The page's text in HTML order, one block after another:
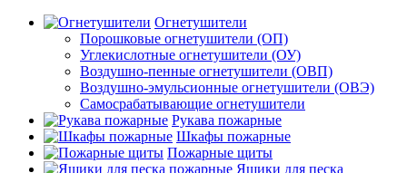
Огнетушители
Порошковые огнетушители (ОП)
Углекислотные огнетушители (ОУ)
Воздушно-пенные огнетушители (ОВП)
Воздушно-эмульсионные огнетушители (ОВЭ)
Самосрабатывающие огнетушители
Рукава пожарные
Шкафы пожарные
Пожарные щиты
Ящики для песка